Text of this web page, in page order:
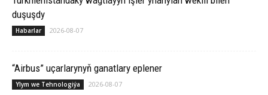
duşuşdy
Habarlar 2026-08-07
“Airbus” uçarlarynyň ganatlary eplener
Ylym we Tehnologiýa 2026-08-07